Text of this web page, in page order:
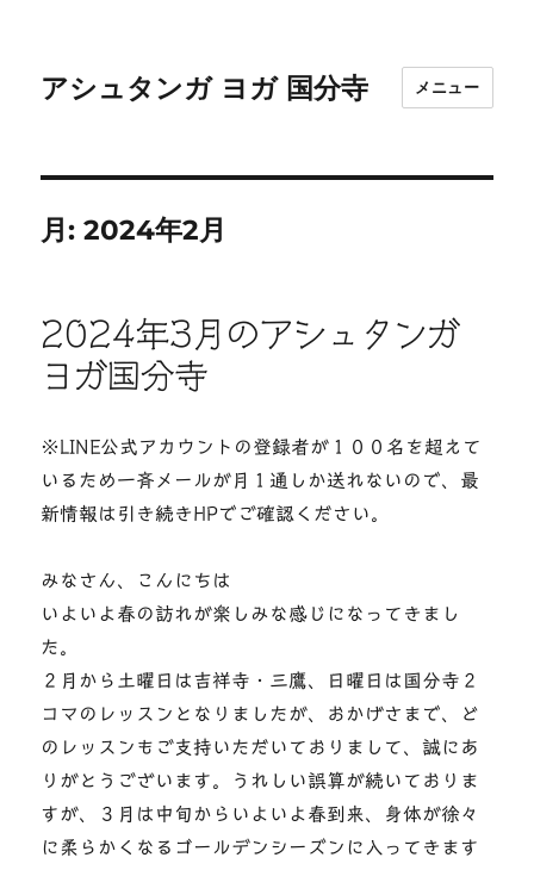
アシュタンガ ヨガ 国分寺 メニュー
月:2024年2月
2024年3月のアシュタンガ
ヨガ国分寺
※LINE公式アカウントの登録者が１００名を超えて
いるため一斉メールが月１通しか送れないので、最
新情報は引き続きHPでご確認ください。
みなさん、こんにちは
いよいよ春の訪れが楽しみな感じになってきまし
た。
２月から土曜日は吉祥寺・三鷹、日曜日は国分寺２
コマのレッスンとなりましたが、おかげさまで、ど
のレッスンもご支持いただいておりまして、誠にあ
りがとうございます。うれしい誤算が続いておりま
すが、３月は中旬からいよいよ春到来、身体が徐々
に柔らかくなるゴールデンシーズンに入ってきます